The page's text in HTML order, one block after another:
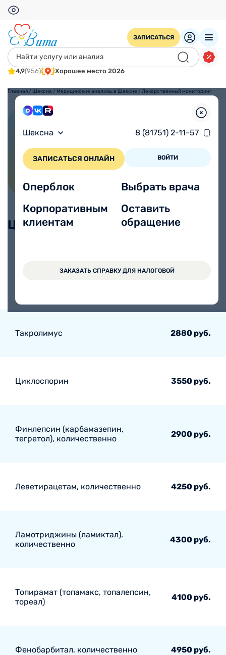
ЗАПИСАТЬСЯ
4,9(956) Хорошее место 2026
Шексна 8 (81751) 2-11-57
ЗАПИСАТЬСЯ ОНЛАЙН ВОЙТИ
Оперблок
Корпоративным
клиентам
Выбрать врача
Оставить
обращение
ЗАКАЗАТЬ СПРАВКУ ДЛЯ НАЛОГОВОЙ
Главная / Шексна / Медицинские анализы в Шексне /Лекарственный мониторинг
Цены
Вальпроат натрия (депакин,
вальпроевая кислота),
1620 руб.
Такролимус 2880 руб.
Циклоспорин 3550 руб.
Финлепсин (карбамазепин,
тегретол), количественно
2900 руб.
Леветирацетам, количественно 4250 руб.
Ламотриджины (ламиктал).
количественно
4300 руб.
Топирамат (топамакс, топалепсин,
тореал)
4100 руб.
Фенобарбитал, количественно 4950 руб.